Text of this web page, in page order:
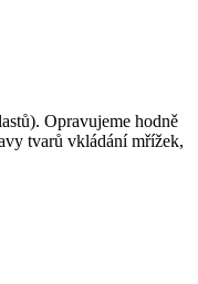
Opravujeme hodně
tvarů vkládání mřížek,